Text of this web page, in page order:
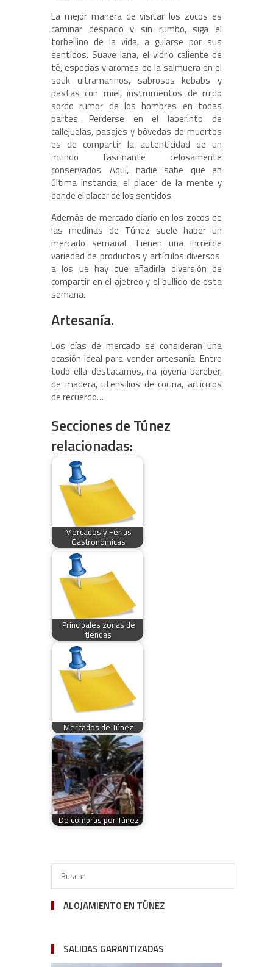
La mejor manera de visitar los zocos es
caminar despacio y sin rumbo, siga el
torbellino de la vida, a guiarse por sus
sentidos. Suave lana, el vidrio caliente de
té, especias y aromas de la salmuera en el
souk ultramarinos, sabrosos kebabs y
pastas con miel, instrumentos de ruido
sordo rumor de los hombres en todas
partes. Perderse en el laberinto de
callejuelas, pasajes y bóvedas de muertos
es de compartir la autenticidad de un
mundo fascinante celosamente
conservados. Aquí, nadie sabe que en
última instancia, el placer de la mente y
donde el placer de los sentidos.
Además de mercado diario en los zocos de
las medinas de Túnez suele haber un
mercado semanal. Tienen una increíble
variedad de productos y artículos diversos.
a los ue hay que añadirla diversión de
compartir en el ajetreo y el bullicio de esta
semana.
Artesanía.
Los días de mercado se consideran una
ocasión ideal para vender artesanía. Entre
todo ella destacamos, ña joyería bereber,
de madera, utensilios de cocina, artículos
de recuerdo…
Secciones de Túnez
relacionadas:
Mercados y Ferias
Gastronómicas
Principales zonas de
tiendas
Mercados de Túnez
De compras por Túnez
ALOJAMIENTO EN TÚNEZ
SALIDAS GARANTIZADAS